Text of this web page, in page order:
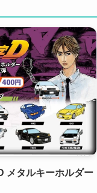
メタルキーホルダー